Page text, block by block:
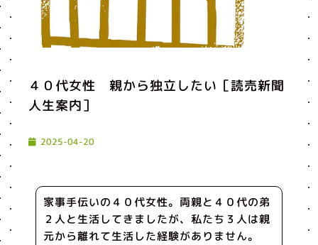
４０代女性 親から独立したい［読売新聞
人生案内］
2025-04-20
家事手伝いの４０代女性。両親と４０代の弟
２人と生活してきましたが、私たち３人は親
元から離れて生活した経験がありません。